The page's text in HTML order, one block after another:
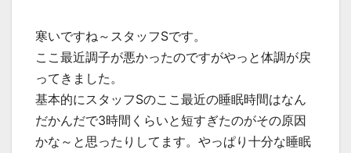
寒いですね～スタッフSです。
ここ最近調子が悪かったのですがやっと体調が戻
ってきました。
基本的にスタッフSのここ最近の睡眠時間はなん
だかんだで3時間くらいと短すぎたのがその原因
かな～と思ったりしてます。やっぱり十分な睡眠